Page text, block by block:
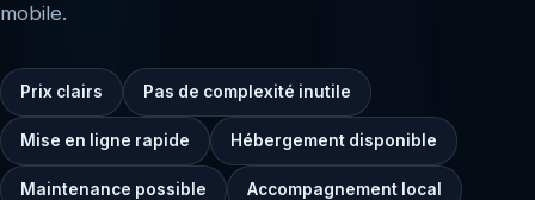
mobile.
Prix clairs Pas de complexité inutile
Mise en ligne rapide Hébergement disponible
Maintenance possible Accompagnement local